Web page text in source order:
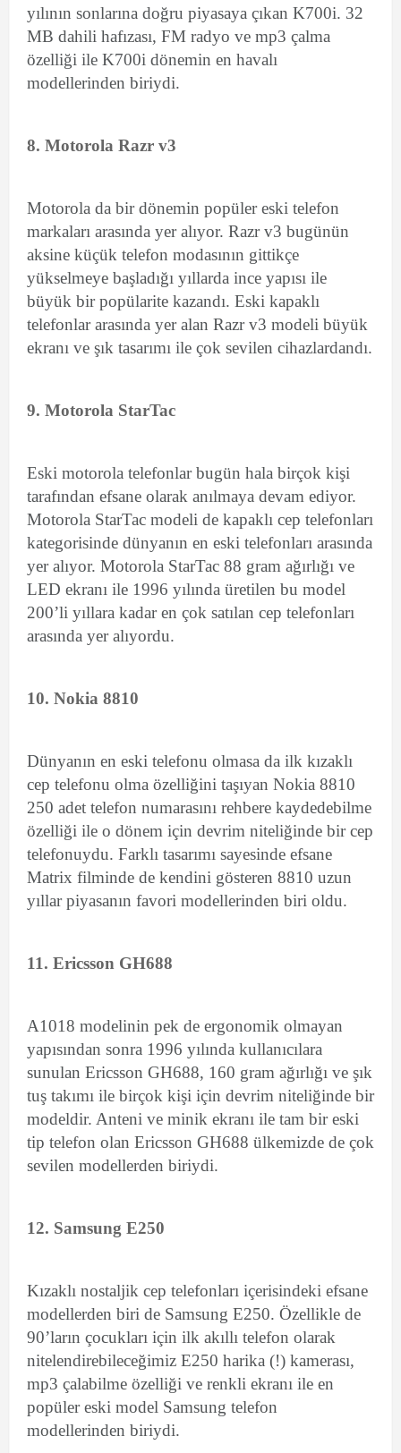
yılının sonlarına doğru piyasaya çıkan K700i. 32
MB dahili hafızası, FM radyo ve mp3 çalma
özelliği ile K700i dönemin en havalı
modellerinden biriydi.
8. Motorola Razr v3
Motorola da bir dönemin popüler eski telefon
markaları arasında yer alıyor. Razr v3 bugünün
aksine küçük telefon modasının gittikçe
yükselmeye başladığı yıllarda ince yapısı ile
büyük bir popülarite kazandı. Eski kapaklı
telefonlar arasında yer alan Razr v3 modeli büyük
ekranı ve şık tasarımı ile çok sevilen cihazlardandı.
9. Motorola StarTac
Eski motorola telefonlar bugün hala birçok kişi
tarafından efsane olarak anılmaya devam ediyor.
Motorola StarTac modeli de kapaklı cep telefonları
kategorisinde dünyanın en eski telefonları arasında
yer alıyor. Motorola StarTac 88 gram ağırlığı ve
LED ekranı ile 1996 yılında üretilen bu model
200’li yıllara kadar en çok satılan cep telefonları
arasında yer alıyordu.
10. Nokia 8810
Dünyanın en eski telefonu olmasa da ilk kızaklı
cep telefonu olma özelliğini taşıyan Nokia 8810
250 adet telefon numarasını rehbere kaydedebilme
özelliği ile o dönem için devrim niteliğinde bir cep
telefonuydu. Farklı tasarımı sayesinde efsane
Matrix filminde de kendini gösteren 8810 uzun
yıllar piyasanın favori modellerinden biri oldu.
11. Ericsson GH688
A1018 modelinin pek de ergonomik olmayan
yapısından sonra 1996 yılında kullanıcılara
sunulan Ericsson GH688, 160 gram ağırlığı ve şık
tuş takımı ile birçok kişi için devrim niteliğinde bir
modeldir. Anteni ve minik ekranı ile tam bir eski
tip telefon olan Ericsson GH688 ülkemizde de çok
sevilen modellerden biriydi.
12. Samsung E250
Kızaklı nostaljik cep telefonları içerisindeki efsane
modellerden biri de Samsung E250. Özellikle de
90’ların çocukları için ilk akıllı telefon olarak
nitelendirebileceğimiz E250 harika (!) kamerası,
mp3 çalabilme özelliği ve renkli ekranı ile en
popüler eski model Samsung telefon
modellerinden biriydi.